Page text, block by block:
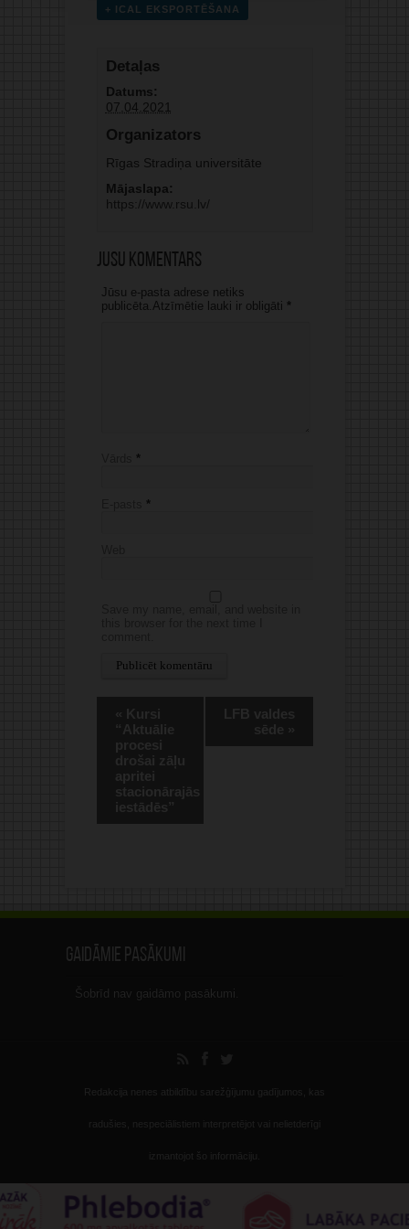
+ ICAL EKSPORTĒŠANA
Detaļas
Datums:
07.04.2021
Organizators
Rīgas Stradiņa universitāte
Mājaslapa:
https://www.rsu.lv/
Jūsu komentārs
Jūsu e-pasta adrese netiks
publicēta.Atzīmētie lauki ir obligāti *
*
*
Gaidāmie pasākumi
Šobrīd nav gaidāmo pasākumi.
Redakcija nenes atbildību sarežģījumu gadījumos, kas
radušies, nespeciālistiem interpretējot vai nelietderīgi
izmantojot šo informāciju.